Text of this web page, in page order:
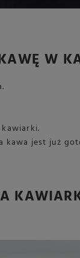
W
kawa jest już